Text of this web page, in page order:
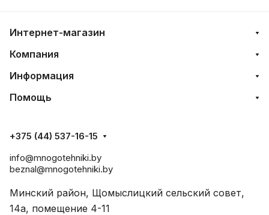
Интернет-магазин
Компания
Информация
Помощь
+375 (44) 537-16-15
info@mnogotehniki.by
beznal@mnogotehniki.by
Минский район, Щомыслицкий сельский совет,
14а, помещение 4-11